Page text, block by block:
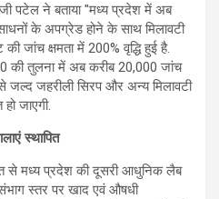
पटेल ने बताया "मध्य प्रदेश में अब
के अपग्रेड होने के साथ मिलावटी
जांच क्षमता में 200% वृद्धि हुई है.
की तुलना में अब करीब 20,000 जांच
जहरीली सिरप और अन्य मिलावटी
हो जाएगी.
स्थापित
से मध्य प्रदेश की दूसरी आधुनिक लैब
स्तर पर खाद एवं औषधी